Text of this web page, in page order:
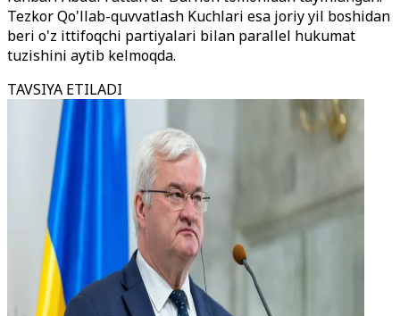
Tezkor Qo'llab-quvvatlash Kuchlari esa joriy yil boshidan
beri o'z ittifoqchi partiyalari bilan parallel hukumat
tuzishini aytib kelmoqda.
TAVSIYA ETILADI